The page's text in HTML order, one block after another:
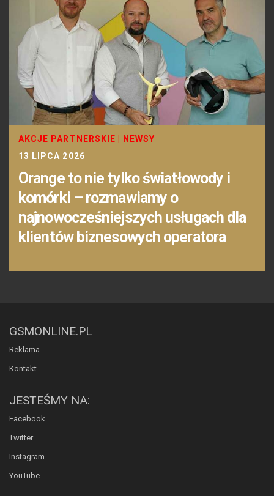
AKCJE PARTNERSKIE
NEWSY
13 LIPCA 2026
Orange to nie tylko światłowody i
komórki – rozmawiamy o
najnowocześniejszych usługach dla
klientów biznesowych operatora
GSMONLINE.PL
Reklama
Kontakt
JESTEŚMY NA:
Facebook
Twitter
Instagram
YouTube